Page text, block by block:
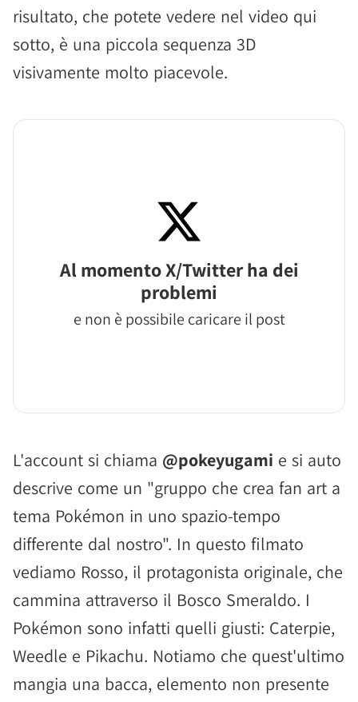
risultato, che potete vedere nel video qui
sotto, è una piccola sequenza 3D
visivamente molto piacevole.
Al momento X/Twitter ha dei
problemi
e non è possibile caricare il post
L'account si chiama @pokeyugami e si auto
descrive come un "gruppo che crea fan art a
tema Pokémon in uno spazio-tempo
differente dal nostro". In questo filmato
vediamo Rosso, il protagonista originale, che
cammina attraverso il Bosco Smeraldo. I
Pokémon sono infatti quelli giusti: Caterpie,
Weedle e Pikachu. Notiamo che quest'ultimo
mangia una bacca, elemento non presente